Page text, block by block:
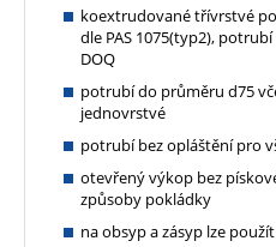
koextrudované třívrstvé
dle PAS 1075(typ2),
DOQ
potrubí do průměru d75
jednovrstvé
potrubí bez opláštění pro
otevřený výkop bez
způsoby pokládky
na obsyp a zásyp lze